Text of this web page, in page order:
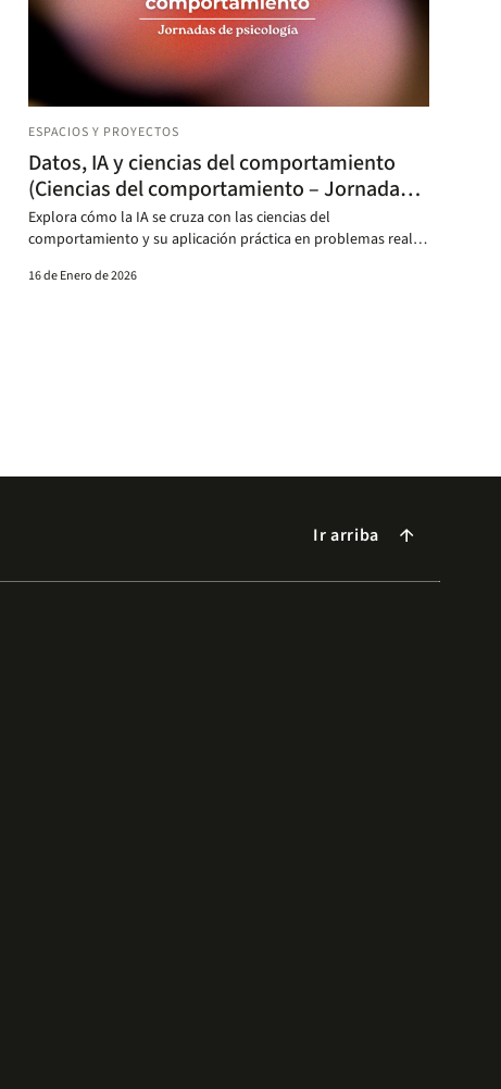
ESPACIOS Y PROYECTOS
Datos, IA y ciencias del comportamiento
(Ciencias del comportamiento – Jornadas
de psicología)
Explora cómo la IA se cruza con las ciencias del
comportamiento y su aplicación práctica en problemas reales
16 de Enero de 2026
Ir arriba arrow_forward